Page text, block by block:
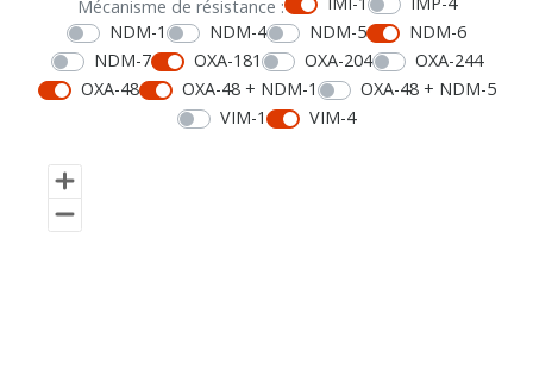
Mécanisme de résistance :
NDM-1
NDM-4 NDM-5
NDM-6
NDM-7
OXA-181 OXA-204
OXA-244
OXA-48
OXA-48 + NDM-1
OXA-48 + NDM-5
VIM-1
VIM-4